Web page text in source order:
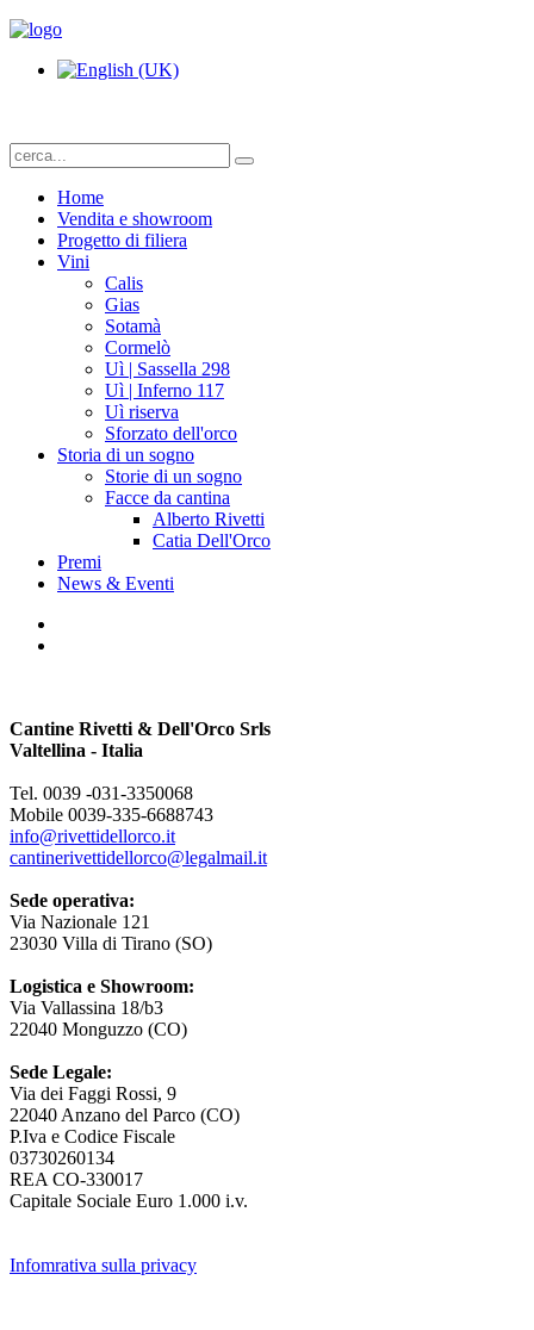
Home
Vendita e showroom
Progetto di filiera
Vini
Calis
Gias
Sotamà
Cormelò
Uì | Sassella 298
Uì | Inferno 117
Uì riserva
Sforzato dell'orco
Storia di un sogno
Storie di un sogno
Facce da cantina
Alberto Rivetti
Catia Dell'Orco
Premi
News & Eventi
Cantine Rivetti & Dell'Orco Srls
Valtellina - Italia
Tel. 0039 -031-3350068
Mobile 0039-335-6688743
info@rivettidellorco.it
cantinerivettidellorco@legalmail.it
Sede operativa:
Via Nazionale 121
23030 Villa di Tirano (SO)
Logistica e Showroom:
Via Vallassina 18/b3
22040 Monguzzo (CO)
Sede Legale:
Via dei Faggi Rossi, 9
22040 Anzano del Parco (CO)
P.Iva e Codice Fiscale
03730260134
REA CO-330017
Capitale Sociale Euro 1.000 i.v.
Infomrativa sulla privacy